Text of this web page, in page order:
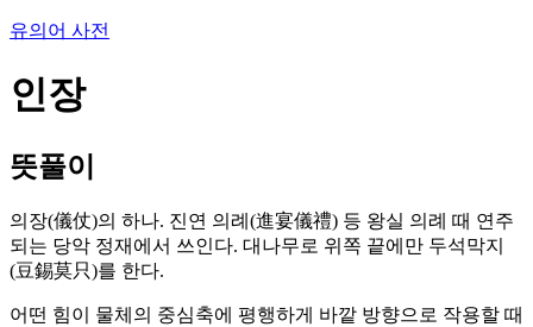
유의어 사전
인장
뜻풀이
의장(儀仗)의 하나. 진연 의례(進宴儀禮) 등 왕실 의례 때 연주
되는 당악 정재에서 쓰인다. 대나무로 위쪽 끝에만 두석막지
(豆錫莫只)를 한다.
어떤 힘이 물체의 중심축에 평행하게 바깥 방향으로 작용할 때